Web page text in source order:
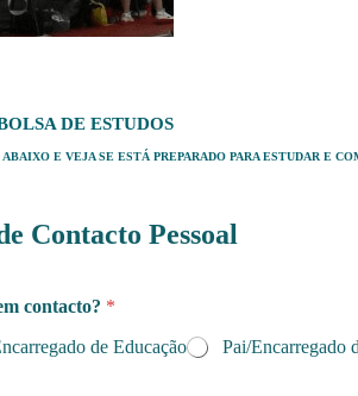
DE ESTUDOS
E VEJA SE ESTÁ PREPARADO PARA ESTUDAR E
Contacto Pessoal
contacto? *
de Educação Pai/Encarregado